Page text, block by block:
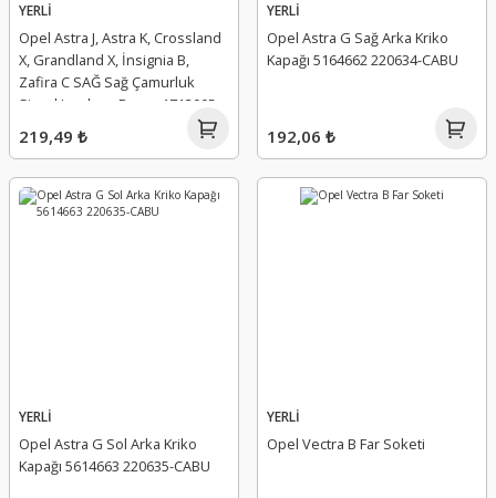
YERLİ
Opel Astra J, Astra K, Crossland
X, Grandland X, İnsignia B,
Zafira C SAĞ Sağ Çamurluk
Sinyal Lambası Beyaz 1713005 -
13273104.
219,49 ₺
YERLİ
Opel Astra G Sağ Arka Kriko
Kapağı 5164662 220634-CABU
192,06 ₺
YERLİ
Opel Astra G Sol Arka Kriko
Kapağı 5614663 220635-CABU
YERLİ
Opel Vectra B Far Soketi